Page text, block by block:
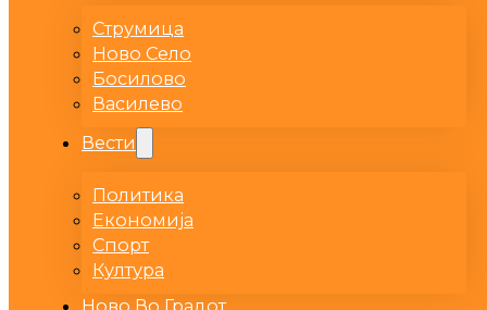
Струмица
Ново Село
Босилово
Василево
Вести
Политика
Економија
Спорт
Култура
Ново Во Градот